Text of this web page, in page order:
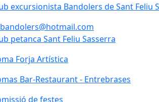
excursionista Bandolers de Sant Feliu
excursionista Bandolers de Sant Feliu
petanca Sant Feliu Sasserra
Forja Artística
Bar-Restaurant - Entrebrases
de festes
de festes